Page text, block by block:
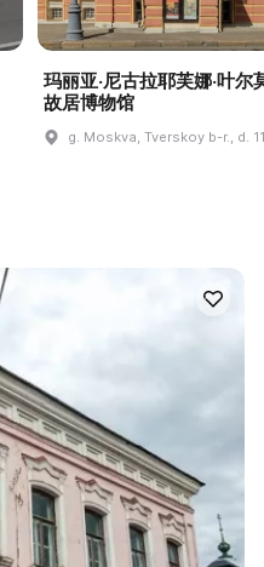
玛丽亚·尼古拉耶芙娜·叶尔
故居博物馆
g. Moskva, Tverskoy b-r., d. 11